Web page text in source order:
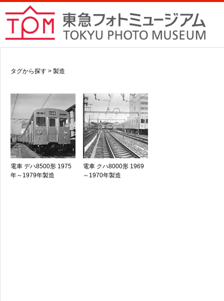
タグから探す > 製造
電車 デハ8500形 1975
年～1979年製造
電車 クハ8000形 1969
～1970年製造